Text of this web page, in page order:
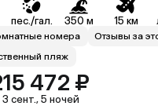
пес./гал. 350 м 15 км
номера
Отзывы за
пляж
472 ₽
3 сент., 5 ночей